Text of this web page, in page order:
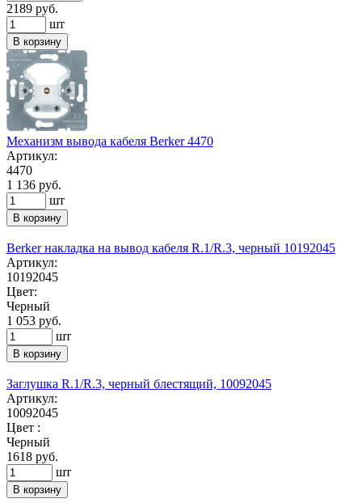
2189 руб.
шт
В корзину
Механизм вывода кабеля Berker 4470
Артикул:
4470
1 136 руб.
шт
В корзину
Berker накладка на вывод кабеля R.1/R.3, черный 10192045
Артикул:
10192045
Цвет:
Черный
1 053 руб.
шт
В корзину
Заглушка R.1/R.3, черный блестящий, 10092045
Артикул:
10092045
Цвет :
Черный
1618 руб.
шт
В корзину